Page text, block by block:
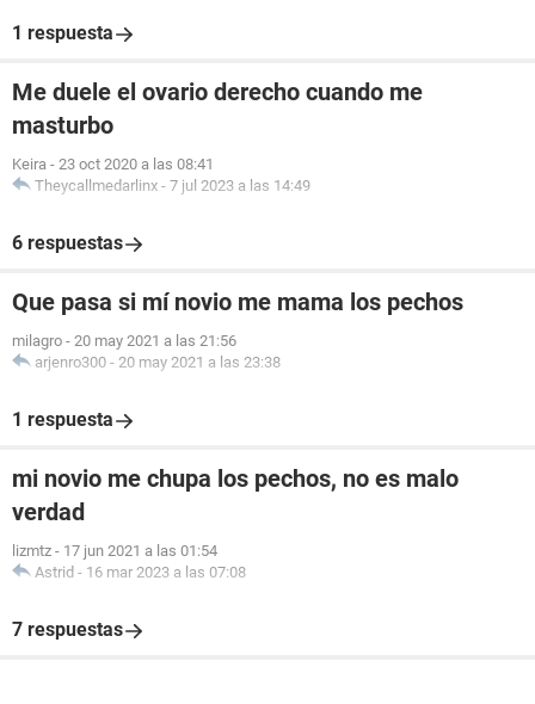
1 respuesta
Me duele el ovario derecho cuando me
masturbo
Keira - 23 oct 2020 a las 08:41
Theycallmedarlinx - 7 jul 2023 a las 14:49
6 respuestas
Que pasa si mí novio me mama los pechos
milagro - 20 may 2021 a las 21:56
arjenro300 - 20 may 2021 a las 23:38
1 respuesta
mi novio me chupa los pechos, no es malo
verdad
lizmtz - 17 jun 2021 a las 01:54
Astrid - 16 mar 2023 a las 07:08
7 respuestas